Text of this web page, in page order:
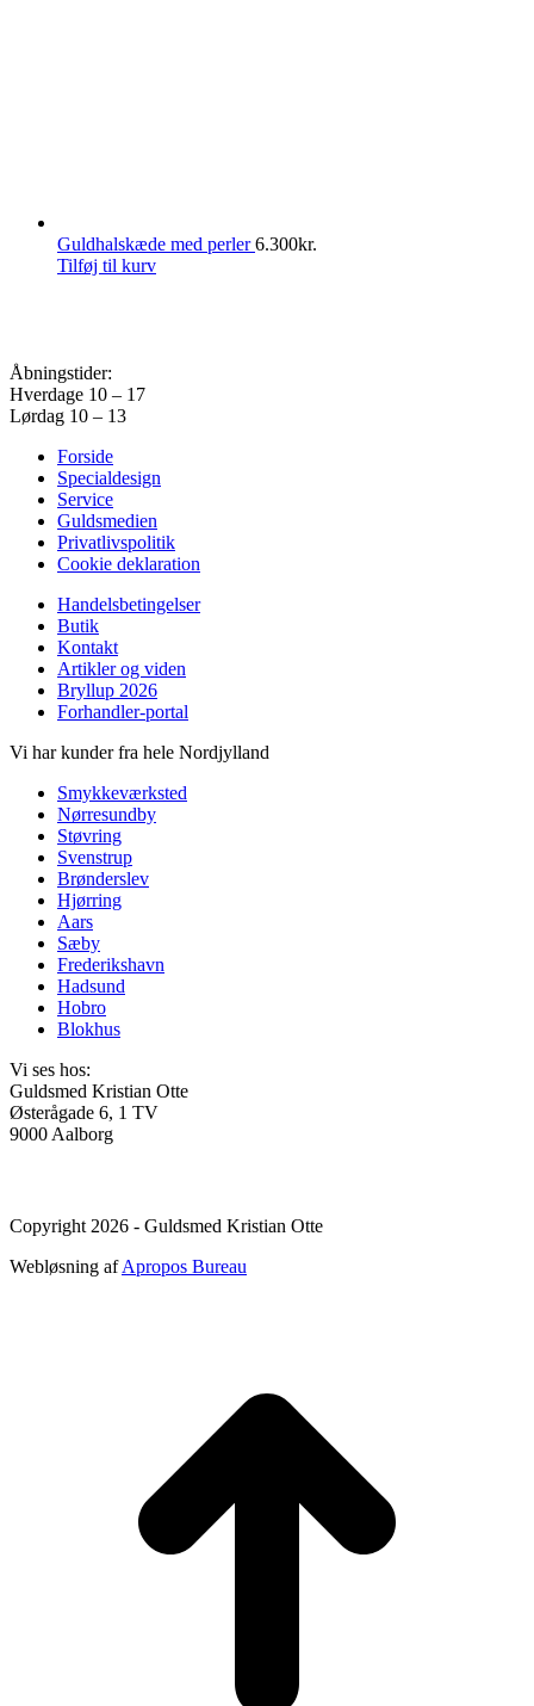
Guldhalskæde med perler6.300kr.
Tilføj til kurv
Åbningstider:
Hverdage 10 – 17
Lørdag 10 – 13
Forside
Specialdesign
Service
Guldsmedien
Privatlivspolitik
Cookie deklaration
Handelsbetingelser
Butik
Kontakt
Artikler og viden
Bryllup 2026
Forhandler-portal
Vi har kunder fra hele Nordjylland
Smykkeværksted
Nørresundby
Støvring
Svenstrup
Brønderslev
Hjørring
Aars
Sæby
Frederikshavn
Hadsund
Hobro
Blokhus
Vi ses hos:
Guldsmed Kristian Otte
Østerågade 6, 1 TV
9000 Aalborg
Copyright 2026 - Guldsmed Kristian Otte
Webløsning afApropos Bureau